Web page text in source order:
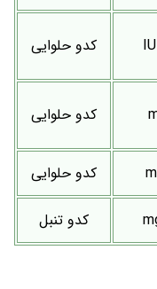
کدو حلوایی
کدو حلوایی
کدو حلوایی
کدو تنبل